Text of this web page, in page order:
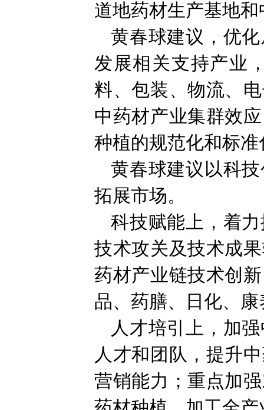
道地药材生产基地
黄春球建议，优
发展相关支持产业
料、包装、物流、
中药材产业集群效
种植的规范化和标
黄春球建议以科
拓展市场。
科技赋能上，着
技术攻关及技术成
药材产业链技术创
品、药膳、日化、
人才培引上，加
人才和团队，提升
营销能力；重点加